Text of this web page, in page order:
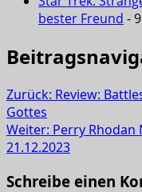
bester Freund -
Zurück: Review:
Gottes
Weiter: Perry Rhodan
21.12.2023
Schreibe einen